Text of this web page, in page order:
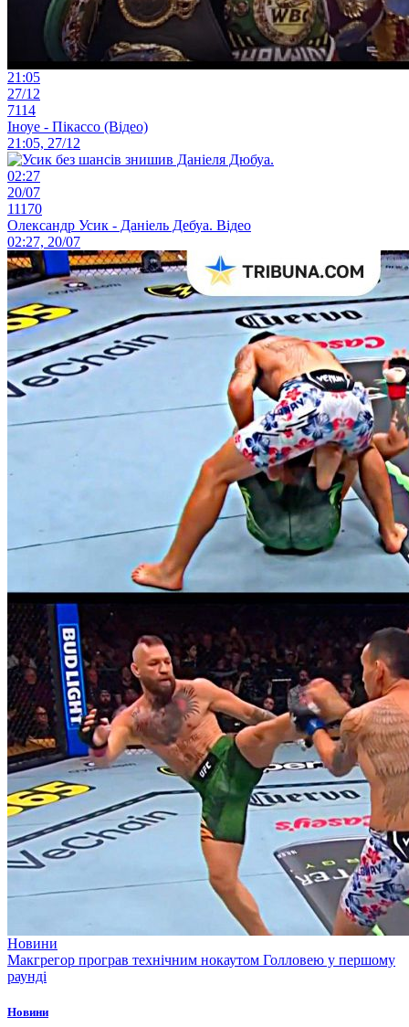
21:05
27/12
7114
Іноуе - Пікассо (Відео)
21:05, 27/12
02:27
20/07
11170
Олександр Усик - Даніель Дебуа. Відео
02:27, 20/07
Новини
Макгрегор програв технічним нокаутом Голловею у першому
раунді
Новини